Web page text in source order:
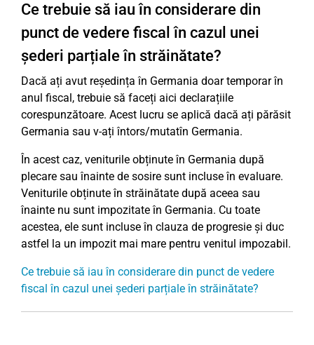
Ce trebuie să iau în considerare din
punct de vedere fiscal în cazul unei
șederi parțiale în străinătate?
Dacă ați avut reședința în Germania doar temporar în
anul fiscal, trebuie să faceți aici declarațiile
corespunzătoare. Acest lucru se aplică dacă ați părăsit
Germania sau v-ați întors/mutatîn Germania.
În acest caz, veniturile obținute în Germania după
plecare sau înainte de sosire sunt incluse în evaluare.
Veniturile obținute în străinătate după aceea sau
înainte nu sunt impozitate în Germania. Cu toate
acestea, ele sunt incluse în clauza de progresie și duc
astfel la un impozit mai mare pentru venitul impozabil.
Ce trebuie să iau în considerare din punct de vedere
fiscal în cazul unei șederi parțiale în străinătate?